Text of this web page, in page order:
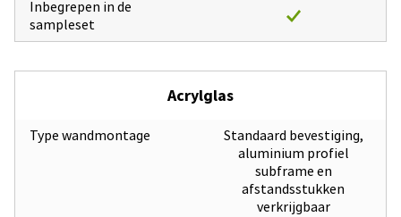
Inbegrepen in de
sampleset
Acrylglas
Type wandmontage
Standaard bevestiging,
aluminium profiel
subframe en
afstandsstukken
verkrijgbaar